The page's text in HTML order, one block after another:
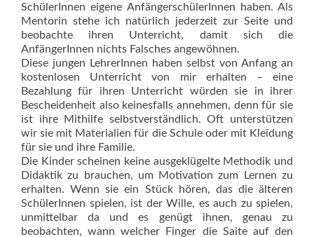
SchülerInnen eigene AnfängerschülerInnen haben. Als
Mentorin stehe ich natürlich jederzeit zur Seite und
beobachte ihren Unterricht, damit sich die
AnfängerInnen nichts Falsches angewöhnen.
Diese jungen LehrerInnen haben selbst von Anfang an
kostenlosen Unterricht von mir erhalten – eine
Bezahlung für ihren Unterricht würden sie in ihrer
Bescheidenheit also keinesfalls annehmen, denn für sie
ist ihre Mithilfe selbstverständlich. Oft unterstützen
wir sie mit Materialien für die Schule oder mit Kleidung
für sie und ihre Familie.
Die Kinder scheinen keine ausgeklügelte Methodik und
Didaktik zu brauchen, um Motivation zum Lernen zu
erhalten. Wenn sie ein Stück hören, das die älteren
SchülerInnen spielen, ist der Wille, es auch zu spielen,
unmittelbar da und es genügt ihnen, genau zu
beobachten, wann welcher Finger die Saite auf den